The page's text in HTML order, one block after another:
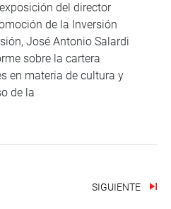
del director
de la Inversión
José Antonio Salardi
sobre la cartera
en materia de cultura y
de la
SIGUIENTE